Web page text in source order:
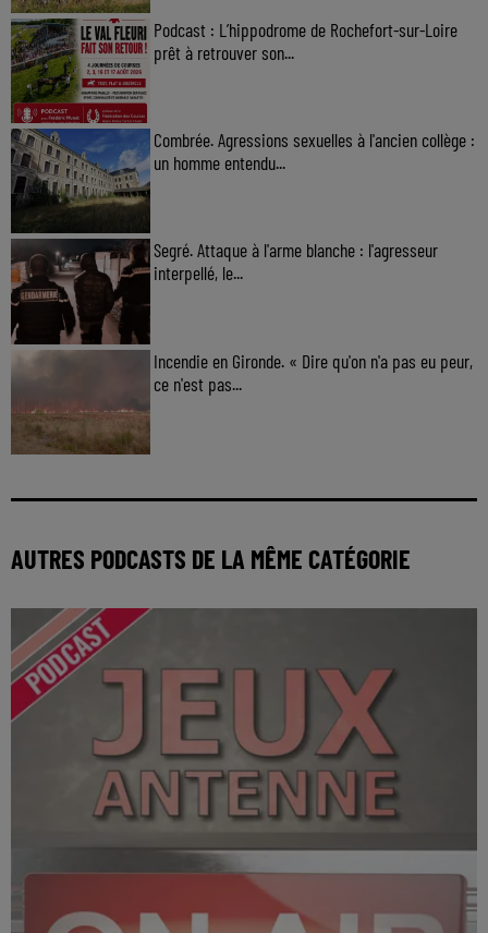
Podcast : L’hippodrome de Rochefort-sur-Loire
prêt à retrouver son...
Combrée. Agressions sexuelles à l'ancien collège :
un homme entendu...
Segré. Attaque à l'arme blanche : l'agresseur
interpellé, le...
Incendie en Gironde. « Dire qu'on n'a pas eu peur,
ce n'est pas...
AUTRES PODCASTS DE LA MÊME CATÉGORIE